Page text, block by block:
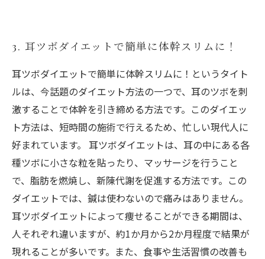
3. 耳ツボダイエットで簡単に体幹スリムに！
耳ツボダイエットで簡単に体幹スリムに！というタイト
ルは、今話題のダイエット方法の一つで、耳のツボを刺
激することで体幹を引き締める方法です。このダイエッ
ト方法は、短時間の施術で行えるため、忙しい現代人に
好まれています。 耳ツボダイエットは、耳の中にある各
種ツボに小さな粒を貼ったり、マッサージを行うこと
で、脂肪を燃焼し、新陳代謝を促進する方法です。この
ダイエットでは、鍼は使わないので痛みはありません。
耳ツボダイエットによって痩せることができる期間は、
人それぞれ違いますが、約1か月から2か月程度で結果が
現れることが多いです。また、食事や生活習慣の改善も